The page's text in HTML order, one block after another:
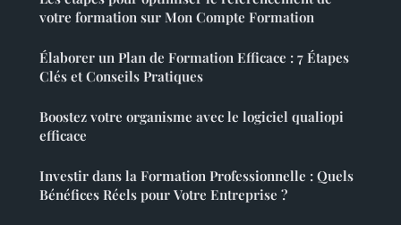
votre formation sur Mon Compte Formation
Élaborer un Plan de Formation Efficace : 7 Étapes
Clés et Conseils Pratiques
Boostez votre organisme avec le logiciel qualiopi
efficace
Investir dans la Formation Professionnelle : Quels
Bénéfices Réels pour Votre Entreprise ?